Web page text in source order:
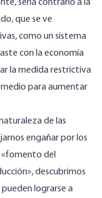
sería contrario a la
que se ve
como un sistema
con la economía
la medida restrictiva
para aumentar
de las
engañar por los
del
descubrimos
pueden lograrse a